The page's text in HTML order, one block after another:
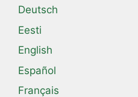
Deutsch
Eesti
English
Español
Français